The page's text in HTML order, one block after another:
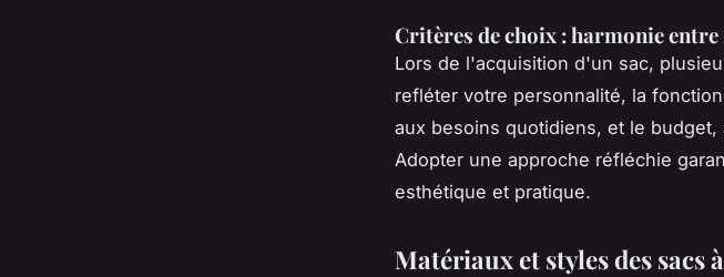
Critères de choix : harmonie entre
Lors de l'acquisition d'un sac,
refléter votre personnalité, la
aux besoins quotidiens, et le
Adopter une approche réfléchie
esthétique et pratique.
Matériaux et styles des sacs